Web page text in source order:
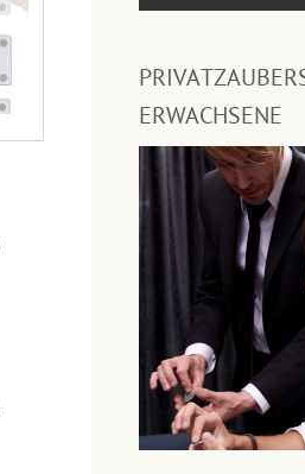
ERWACHSENE